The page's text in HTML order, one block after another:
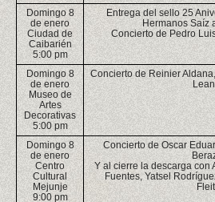
Domingo 8
de enero
Ciudad de
Caibarién
5:00 pm
Entrega del sello 25
Hermanos Saíz
Concierto de Pedro
Domingo 8
de enero
Museo de
Artes
Decorativas
5:00 pm
Concierto de Reinier
Domingo 8
de enero
Centro
Cultural
Mejunje
9:00 pm
Concierto de Oscar
Y al cierre la descarga con
Fuentes, Yatsel